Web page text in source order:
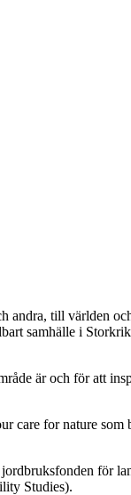
andra, till världen
samhälle i
är och för att
care for nature
för
Studies).